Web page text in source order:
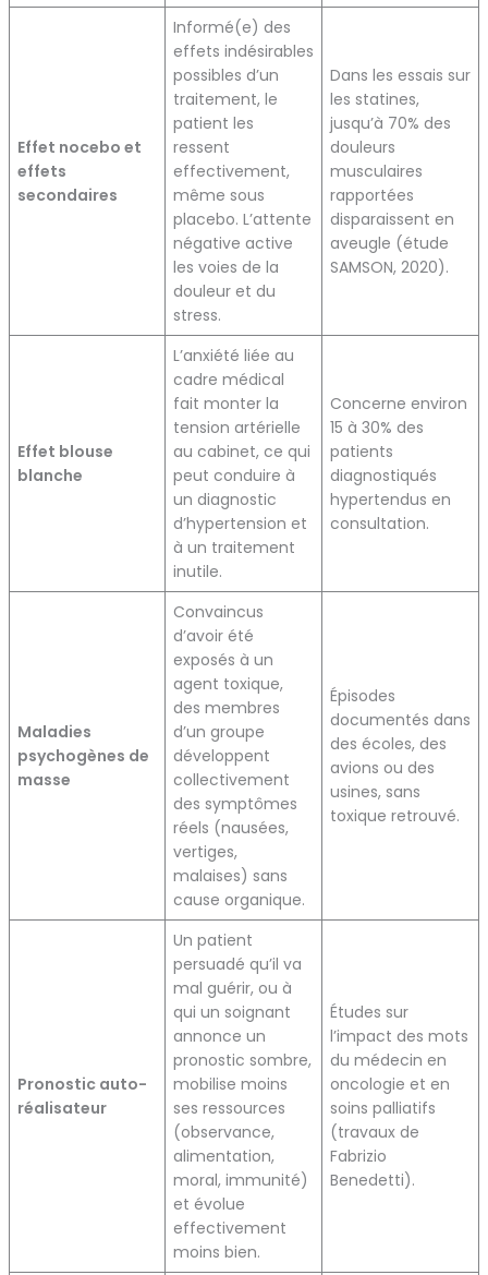
Effet nocebo et
effets
secondaires
Informé(e) des
effets indésirables
possibles d’un
traitement, le
patient les
ressent
effectivement,
même sous
placebo. L’attente
négative active
les voies de la
douleur et du
stress.
Dans les essais sur
les statines,
jusqu’à 70% des
douleurs
musculaires
rapportées
disparaissent en
aveugle (étude
SAMSON, 2020).
Effet blouse
blanche
L’anxiété liée au
cadre médical
fait monter la
tension artérielle
au cabinet, ce qui
peut conduire à
un diagnostic
d’hypertension et
à un traitement
inutile.
Concerne environ
15 à 30% des
patients
diagnostiqués
hypertendus en
consultation.
Maladies
psychogènes de
masse
Convaincus
d’avoir été
exposés à un
agent toxique,
des membres
d’un groupe
développent
collectivement
des symptômes
réels (nausées,
vertiges,
malaises) sans
cause organique.
Épisodes
documentés dans
des écoles, des
avions ou des
usines, sans
toxique retrouvé.
Pronostic auto-
réalisateur
Un patient
persuadé qu’il va
mal guérir, ou à
qui un soignant
annonce un
pronostic sombre,
mobilise moins
ses ressources
(observance,
alimentation,
moral, immunité)
et évolue
effectivement
moins bien.
Études sur
l’impact des mots
du médecin en
oncologie et en
soins palliatifs
(travaux de
Fabrizio
Benedetti).